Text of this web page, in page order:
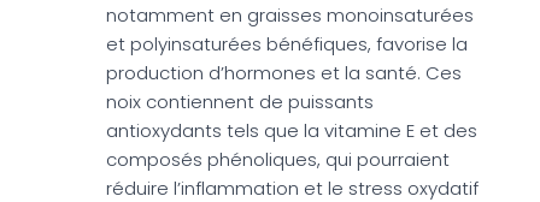
notamment en graisses monoinsaturées
et polyinsaturées bénéfiques, favorise la
production d’hormones et la santé. Ces
noix contiennent de puissants
antioxydants tels que la vitamine E et des
composés phénoliques, qui pourraient
réduire l’inflammation et le stress oxydatif